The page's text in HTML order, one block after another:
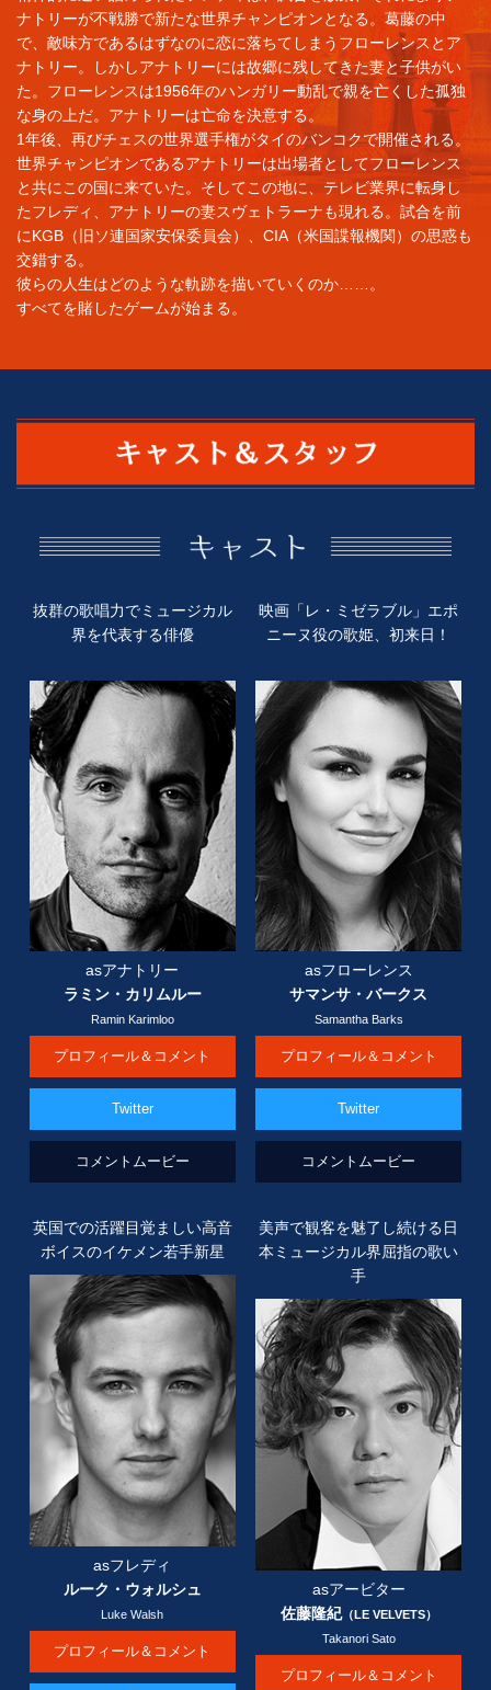
ナトリーが不戦勝で新たな世界チャンピオンとなる。葛藤の中
で、敵味方であるはずなのに恋に落ちてしまうフローレンスとア
ナトリー。しかしアナトリーには故郷に残してきた妻と子供がい
た。フローレンスは1956年のハンガリー動乱で親を亡くした孤独
な身の上だ。アナトリーは亡命を決意する。
1年後、再びチェスの世界選手権がタイのバンコクで開催される。
世界チャンピオンであるアナトリーは出場者としてフローレンス
と共にこの国に来ていた。そしてこの地に、テレビ業界に転身し
たフレディ、アナトリーの妻スヴェトラーナも現れる。試合を前
にKGB（旧ソ連国家安保委員会）、CIA（米国諜報機関）の思惑も
交錯する。
彼らの人生はどのような軌跡を描いていくのか……。
すべてを賭したゲームが始まる。
抜群の歌唱力でミュージカル
界を代表する俳優
asアナトリー
ラミン・カリムルー
Ramin Karimloo
プロフィール＆コメント
Twitter
コメントムービー
映画「レ・ミゼラブル」 エポ
ニーヌ役の歌姫、初来日！
asフローレンス
サマンサ・バークス
Samantha Barks
プロフィール＆コメント
Twitter
コメントムービー
英国での活躍目覚ましい高音
ボイスのイケメン若手新星
asフレディ
ルーク・ウォルシュ
Luke Walsh
プロフィール＆コメント
美声で観客を魅了し続ける日
本ミュージカル界屈指の歌い
手
asアービター
佐藤隆紀（LE VELVETS）
Takanori Sato
プロフィール＆コメント